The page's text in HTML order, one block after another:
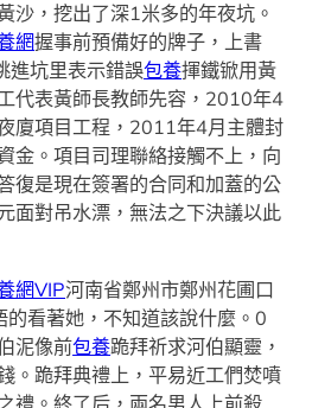
沙，挖出了深1米多的年夜坑。
網握事前預備好的牌子，上書
進坑里表示錯誤包養揮鐵锨用黃
代表黃師長教師先容，2010年4
廈項目工程，2011年4月主體封
金。項目司理聯絡接觸不上，向
復是現在簽署的合同和加蓋的公
面對吊水漂，無法之下決議以此
網VIP河南省鄭州市鄭州花圃口
看著她，不知道該說什麼。0
泥像前包養跪拜祈求河伯顯靈，
。跪拜典禮上，平易近工們焚噴
禮。終了后，兩名男人上前殺